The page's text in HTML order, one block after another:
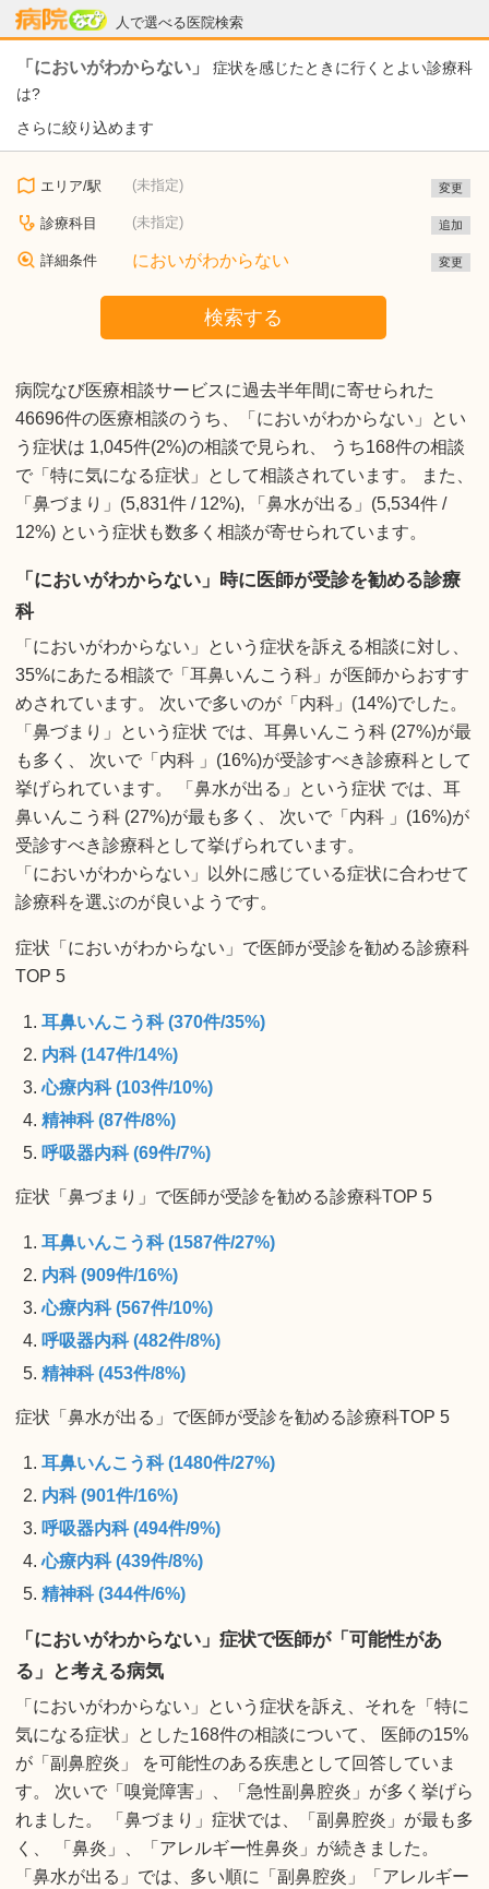
人で選べる医院検索
病院なび
「においがわからない」
症状を感じたときに行くとよい診療科
は?
さらに絞り込めます
エリア/駅 (未指定) 変更
診療科目 (未指定) 追加
詳細条件 においがわからない 変更
検索する
病院なび医療相談サービスに過去半年間に寄せられた
46696件の医療相談のうち、「においがわからない」とい
う症状は 1,045件(2%)の相談で見られ、 うち168件の相談
で「特に気になる症状」として相談されています。 また、
「鼻づまり」(5,831件 / 12%), 「鼻水が出る」(5,534件 /
12%) という症状も数多く相談が寄せられています。
「においがわからない」時に医師が受診を勧める診療
科
「においがわからない」という症状を訴える相談に対し、
35%にあたる相談で「耳鼻いんこう科」が医師からおすす
めされています。 次いで多いのが「内科」(14%)でした。
「鼻づまり」という症状 では、耳鼻いんこう科 (27%)が最
も多く、 次いで「内科 」(16%)が受診すべき診療科として
挙げられています。 「鼻水が出る」という症状 では、耳
鼻いんこう科 (27%)が最も多く、 次いで「内科 」(16%)が
受診すべき診療科として挙げられています。
「においがわからない」以外に感じている症状に合わせて
診療科を選ぶのが良いようです。
症状「においがわからない」で医師が受診を勧める診療科
TOP 5
耳鼻いんこう科 (370件/35%)
内科 (147件/14%)
心療内科 (103件/10%)
精神科 (87件/8%)
呼吸器内科 (69件/7%)
症状「鼻づまり」で医師が受診を勧める診療科TOP 5
耳鼻いんこう科 (1587件/27%)
内科 (909件/16%)
心療内科 (567件/10%)
呼吸器内科 (482件/8%)
精神科 (453件/8%)
症状「鼻水が出る」で医師が受診を勧める診療科TOP 5
耳鼻いんこう科 (1480件/27%)
内科 (901件/16%)
呼吸器内科 (494件/9%)
心療内科 (439件/8%)
精神科 (344件/6%)
「においがわからない」症状で医師が「可能性があ
る」と考える病気
「においがわからない」という症状を訴え、それを「特に
気になる症状」とした168件の相談について、 医師の15%
が「副鼻腔炎」 を可能性のある疾患として回答していま
す。 次いで「嗅覚障害」、「急性副鼻腔炎」が多く挙げら
れました。 「鼻づまり」症状では、「副鼻腔炎」が最も多
く、 「鼻炎」、「アレルギー性鼻炎」が続きました。
「鼻水が出る」では、多い順に「副鼻腔炎」「アレルギー